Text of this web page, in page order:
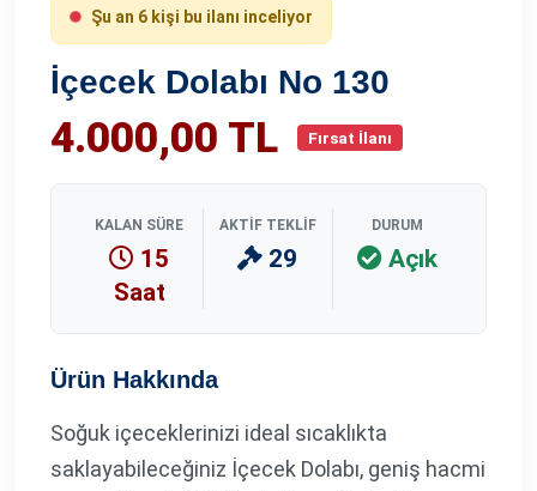
Şu an 6 kişi bu ilanı inceliyor
İçecek Dolabı No 130
4.000,00 TL Fırsat İlanı
KALAN SÜRE
15
Saat
AKTIF TEKLIF
29
DURUM
Açık
Ürün Hakkında
Soğuk içeceklerinizi ideal sıcaklıkta
saklayabileceğiniz İçecek Dolabı, geniş hacmi